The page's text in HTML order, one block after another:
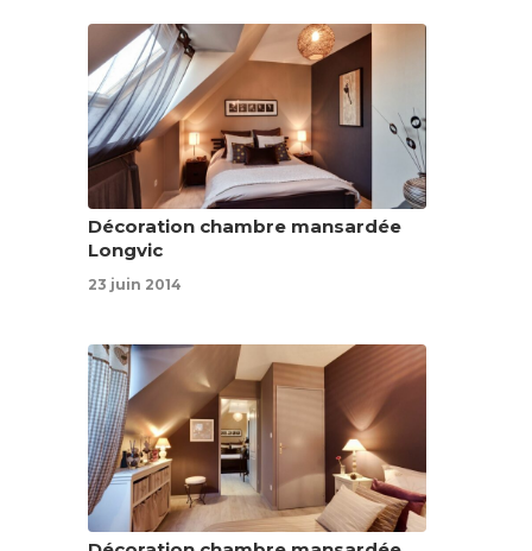
Décoration chambre mansardée
Longvic
23 juin 2014